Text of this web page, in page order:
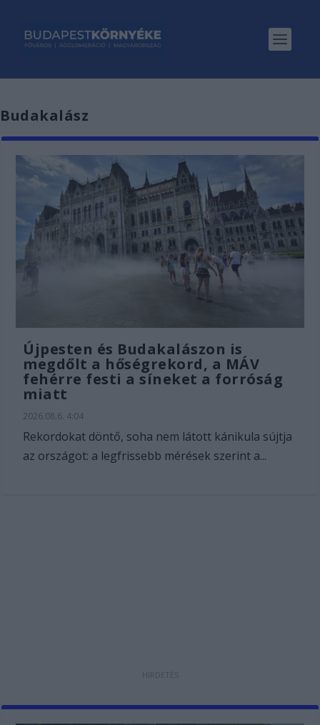
Budakalász
Újpesten és Budakalászon is
megdőlt a hőségrekord, a MÁV
fehérre festi a síneket a forróság
miatt
2026.08.6. 4:04
Rekordokat döntő, soha nem látott kánikula sújtja
az országot: a legfrissebb mérések szerint a...